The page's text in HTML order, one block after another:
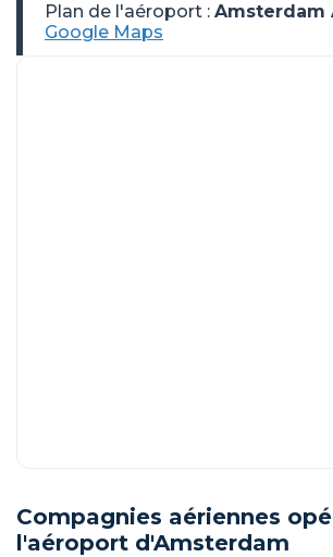
Compagnies aériennes
l'aéroport d'Amsterdam
Plan de l'aéroport : Amsterdam
Google Maps